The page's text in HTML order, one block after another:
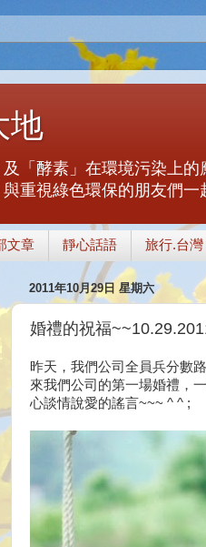
地
「酵素」在環境污染上
重視綠色環保的朋友們一
文章 靜心話語 旅行.台灣
2011年10月29日 星期六
婚禮的祝福
昨天，我們公司全員兵分數
來我們公司的第一場婚禮，
心談情說愛的謠言~~~ ^ ^ ;